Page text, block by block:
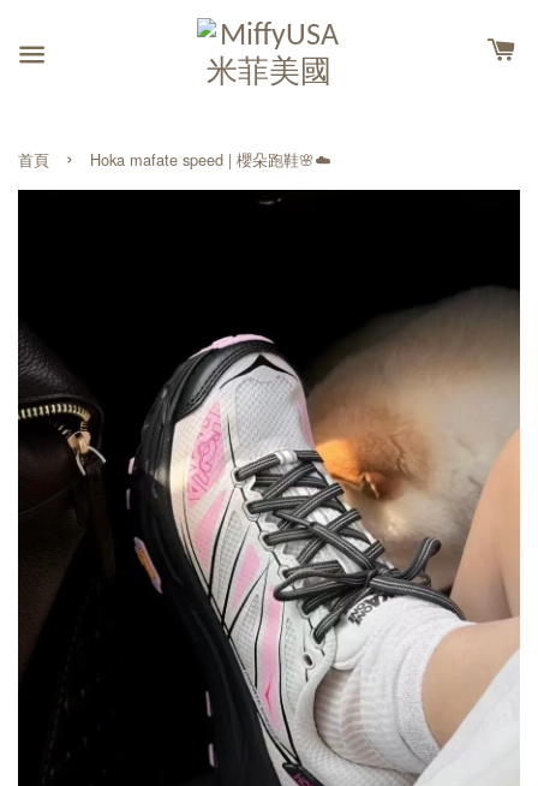
首頁 › Hoka mafate speed | 櫻朵跑鞋🌸☁️